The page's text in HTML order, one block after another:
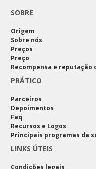
SOBRE
Origem
Sobre nós
Preços
Preço
Recompensa e reputação
PRÁTICO
Parceiros
Depoimentos
Faq
Recursos e Logos
Principais programas da
LINKS ÚTEIS
Condições legais